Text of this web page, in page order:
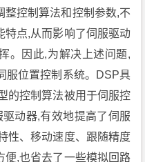
整控制算法和控制参数,不
特点,从而影响了伺服驱动
。因此,为解决上述问题,
服位置控制系统。DSP具
的控制算法被用于伺服控
动器,有效地提高了伺服
性、移动速度、跟随精度
便,也省去了一些模拟回路